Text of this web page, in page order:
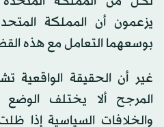
يزعمون أن المملكة
بوسعهما التعامل مع هذه
غير أن الحقيقة
المرجح ألا يختلف
والخلافات السياسية إذا